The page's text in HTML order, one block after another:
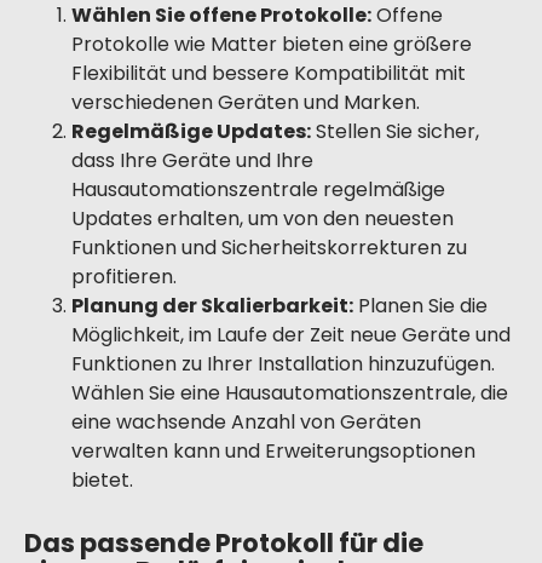
Wählen Sie offene Protokolle:Offene
Protokolle wie Matter bieten eine größere
Flexibilität und bessere Kompatibilität mit
verschiedenen Geräten und Marken.
Regelmäßige Updates:Stellen Sie sicher,
dass Ihre Geräte und Ihre
Hausautomationszentrale regelmäßige
Updates erhalten, um von den neuesten
Funktionen und Sicherheitskorrekturen zu
profitieren.
Planung der Skalierbarkeit: Planen Sie die
Möglichkeit, im Laufe der Zeit neue Geräte und
Funktionen zu Ihrer Installation hinzuzufügen.
Wählen Sie eine Hausautomationszentrale, die
eine wachsende Anzahl von Geräten
verwalten kann und Erweiterungsoptionen
bietet.
Das passende Protokoll für die